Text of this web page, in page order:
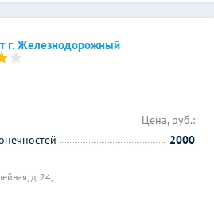
г. Железнодорожный
д. 24,
Цена, руб.:
2000